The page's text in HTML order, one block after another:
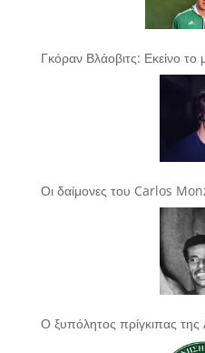
Γκόραν Βλάοβιτς: Εκείνο
Οι δαίμονες του Carlos
Ο ξυπόλητος πρίγκιπας της